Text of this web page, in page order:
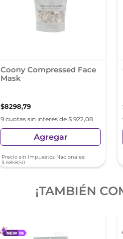
Coony Compressed Face
Mask
$8298,79
9 cuotas sin interés de $ 922,08
Agregar
Precio sin Impuestos Nacionales:
$ 6858,50
¡TAMBIÉN